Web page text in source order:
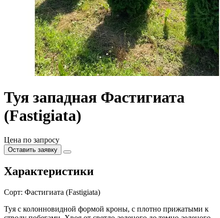
Туя западная Фастигиата
(Fastigiata)
Цена по запросу
Оставить заявку
Характеристики
Сорт: Фастигиата (Fastigiata)
Туя с колонновидной формой кроны, с плотно прижатыми к